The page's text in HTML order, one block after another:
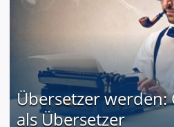
Übersetzer werden:
als Übersetzer